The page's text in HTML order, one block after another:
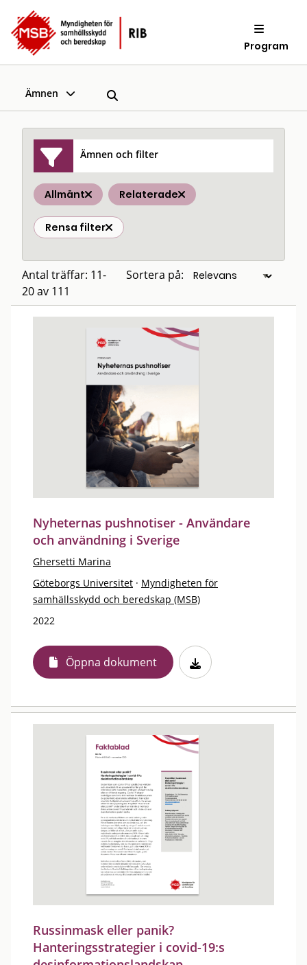
Program
Ämnen
Ämnen och filter
Allmänt Relaterade
Rensa filter
Antal träffar: 11-
20 av 111
Sortera på:
Nyheternas pushnotiser - Användare
och användning i Sverige
Ghersetti Marina
Göteborgs Universitet · Myndigheten för
samhällsskydd och beredskap (MSB)
2022
Öppna dokument
Russinmask eller panik?
Hanteringsstrategier i covid-19:s